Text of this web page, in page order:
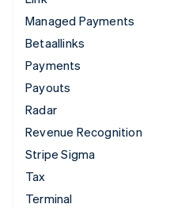
Managed Payments
Betaallinks
Payments
Payouts
Radar
Revenue Recognition
Stripe Sigma
Tax
Terminal